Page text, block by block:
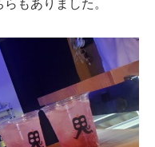
もありました。